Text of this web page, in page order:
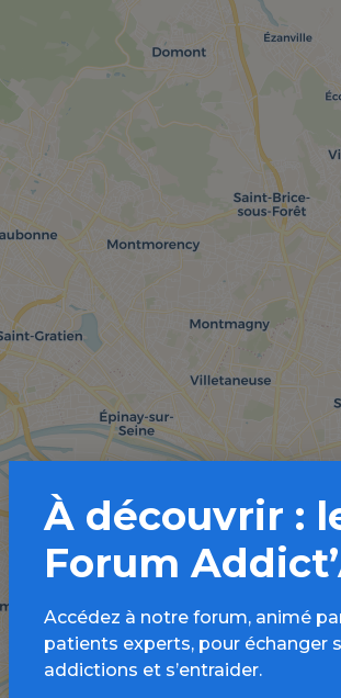
À découvrir :
Forum
Accédez à notre forum, animé
patients experts, pour échanger
addictions et s’entraider.